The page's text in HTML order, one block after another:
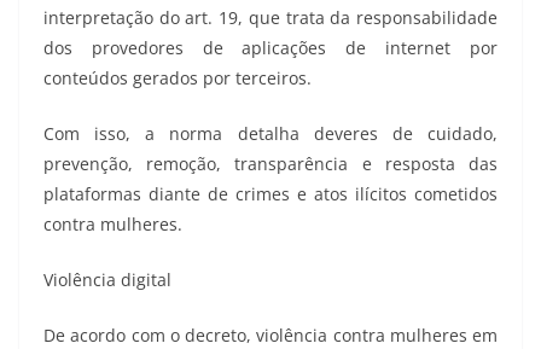
interpretação do art. 19, que trata da responsabilidade
dos provedores de aplicações de internet por
conteúdos gerados por terceiros.
Com isso, a norma detalha deveres de cuidado,
prevenção, remoção, transparência e resposta das
plataformas diante de crimes e atos ilícitos cometidos
contra mulheres.
Violência digital
De acordo com o decreto, violência contra mulheres em